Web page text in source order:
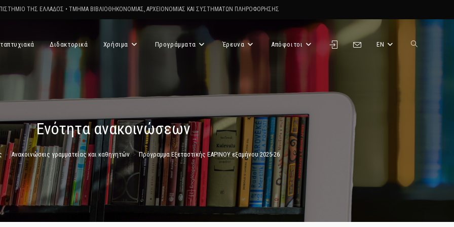
ΤΗΣ ΕΛΛΑΔΟΣ • ΤΜΗΜΑ ΒΙΒΛΙΟΘΗΚΟΝΟΜΙΑΣ, ΑΡΧΕΙΟΝΟΜΙΑΣ ΚΑΙ ΣΥΣΤΗΜΑΤΩΝ ΠΛΗΡΟΦΟΡΗΣΗΣ
Διδακτορικά Χρήσιμα Προγράμματα Έρευνα Απόφοιτοι EN Toggle
Ενότητα ανακοινώσεων
> Ανακοινώσεις γραμματείας και καθηγητών > Πρόγραμμα Εξεταστικής ΕΑΡΙΝΟΥ εξαμήνου 2025-26